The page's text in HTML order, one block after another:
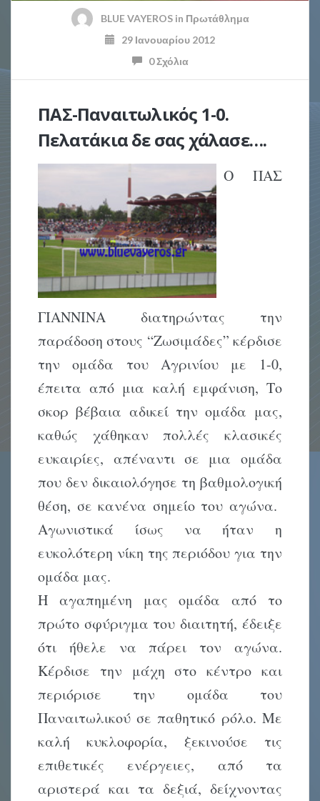
BLUE VAYEROSin Πρωτάθλημα
29 Ιανουαρίου 2012
0 Σχόλια
ΠΑΣ-Παναιτωλικός 1-0.
Πελατάκια δε σας χάλασε….
Ο ΠΑΣ
ΓΙΑΝΝΙΝΑ διατηρώντας την
παράδοση στους “Ζωσιμάδες” κέρδισε
την ομάδα του Αγρινίου με 1-0,
έπειτα από μια καλή εμφάνιση, Το
σκορ βέβαια αδικεί την ομάδα μας,
καθώς χάθηκαν πολλές κλασικές
ευκαιρίες, απέναντι σε μια ομάδα
που δεν δικαιολόγησε τη βαθμολογική
θέση, σε κανένα σημείο του αγώνα.
Αγωνιστικά ίσως να ήταν η
ευκολότερη νίκη της περιόδου για την
ομάδα μας.
Η αγαπημένη μας ομάδα από το
πρώτο σφύριγμα του διαιτητή, έδειξε
ότι ήθελε να πάρει τον αγώνα.
Κέρδισε την μάχη στο κέντρο και
περιόρισε την ομάδα του
Παναιτωλικού σε παθητικό ρόλο. Με
καλή κυκλοφορία, ξεκινούσε τις
επιθετικές ενέργειες, από τα
αριστερά και τα δεξιά, δείχνοντας